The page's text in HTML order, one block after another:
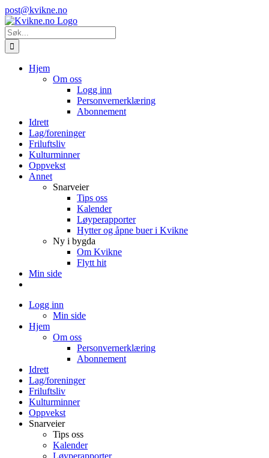
Skip
to
content
Instagram
E-
post
post@kvikne.no
Søk
etter:
Hjem
Om oss
Logg inn
Personvernerklæring
Abonnement
Idrett
Lag/foreninger
Friluftsliv
Kulturminner
Oppvekst
Annet
Snarveier
Tips oss
Kalender
Løyperapporter
Hytter og åpne buer i Kvikne
Ny i bygda
Om Kvikne
Flytt hit
Min side
Logg inn
Min side
Hjem
Om oss
Personvernerklæring
Abonnement
Idrett
Lag/foreninger
Friluftsliv
Kulturminner
Oppvekst
Snarveier
Tips oss
Kalender
Løyperapporter